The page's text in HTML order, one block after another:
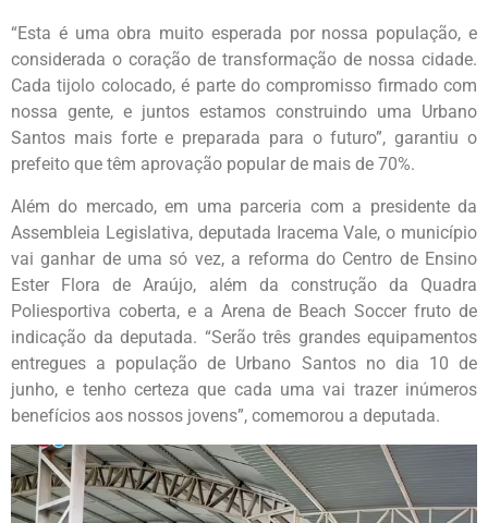
“Esta é uma obra muito esperada por nossa população, e
considerada o coração de transformação de nossa cidade.
Cada tijolo colocado, é parte do compromisso firmado com
nossa gente, e juntos estamos construindo uma Urbano
Santos mais forte e preparada para o futuro”, garantiu o
prefeito que têm aprovação popular de mais de 70%.
Além do mercado, em uma parceria com a presidente da
Assembleia Legislativa, deputada Iracema Vale, o município
vai ganhar de uma só vez, a reforma do Centro de Ensino
Ester Flora de Araújo, além da construção da Quadra
Poliesportiva coberta, e a Arena de Beach Soccer fruto de
indicação da deputada. “Serão três grandes equipamentos
entregues a população de Urbano Santos no dia 10 de
junho, e tenho certeza que cada uma vai trazer inúmeros
benefícios aos nossos jovens”, comemorou a deputada.